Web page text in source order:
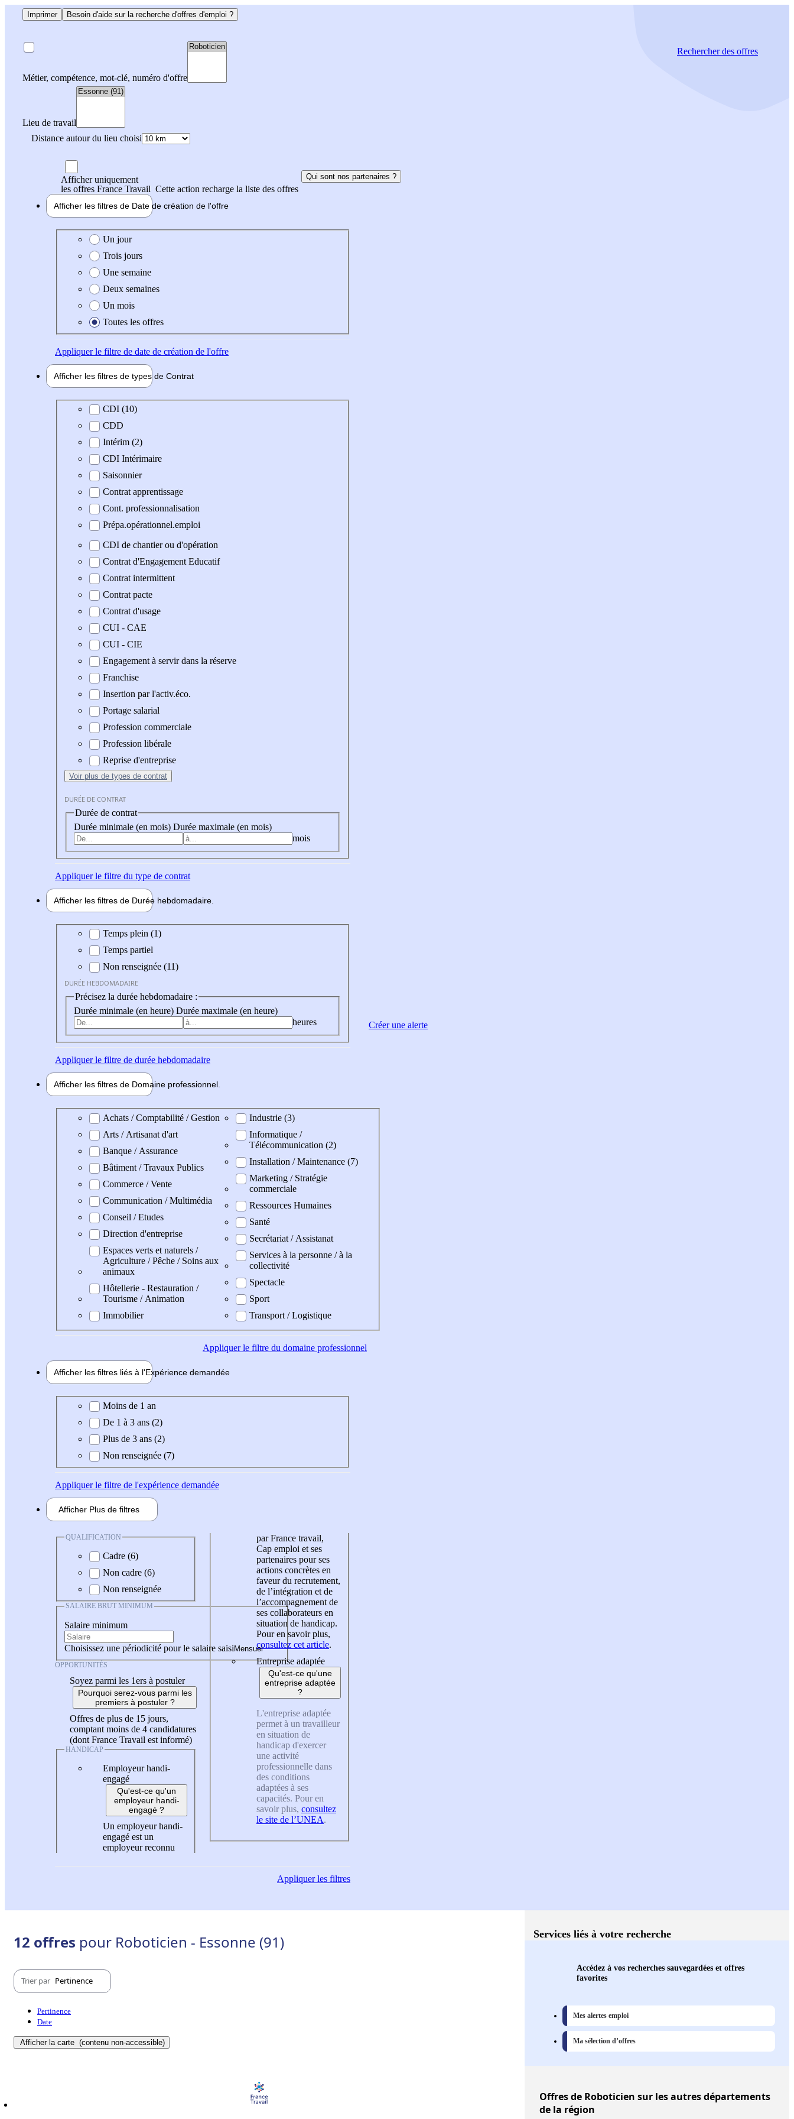
Imprimer Besoin d'aide sur la recherche d'offres d'emploi ?
Métier, compétence, mot-clé, numéro d'offre
Lieu de travail
Distance autour du lieu choisi
Rechercherdes offres
Afficher uniquement
les offres France Travail Cette action recharge la liste des offres
Qui sont nos partenaires ?
Afficher les filtres de Date de création de l'offre
Date de création de l'offre
Un jour
Trois jours
Une semaine
Deux semaines
Un mois
Toutes les offres
Appliquerle filtre de date de création de l'offre
Afficher les filtres de types de Contrat
Type de contratCDI (10)
CDD
Intérim (2)
CDI Intérimaire
Saisonnier
Contrat apprentissage
Cont. professionnalisation
Prépa.opérationnel.emploi
CDI de chantier ou d'opération
Contrat d'Engagement Educatif
Contrat intermittent
Contrat pacte
Contrat d'usage
CUI - CAE
CUI - CIE
Engagement à servir dans la réserve
Franchise
Insertion par l'activ.éco.
Portage salarial
Profession commerciale
Profession libérale
Reprise d'entreprise
Voir plus de types de contrat
DURÉE DE CONTRAT
Durée de contrat
Durée minimale (en mois) Durée maximale (en mois)
mois
Appliquerle filtre du type de contrat
Afficher les filtres de Durée hebdomadaire
Durée hebdomadaire
Temps plein (1)
Temps partiel
Non renseignée (11)
DURÉE HEBDOMADAIRE
Précisez la durée hebdomadaire :
Durée minimale (en heure) Durée maximale (en heure)
heures
Appliquerle filtre de durée hebdomadaire
Afficher les filtres de Domaine professionnel
Domaine professionel
Achats / Comptabilité / Gestion
Arts / Artisanat d'art
Banque / Assurance
Bâtiment / Travaux Publics
Commerce / Vente
Communication / Multimédia
Conseil / Etudes
Direction d'entreprise
Espaces verts et naturels /
Agriculture / Pêche / Soins aux
animaux
Hôtellerie - Restauration /
Tourisme / Animation
Immobilier
Industrie (3)
Informatique /
Télécommunication (2)
Installation / Maintenance (7)
Marketing / Stratégie
commerciale
Ressources Humaines
Santé
Secrétariat / Assistanat
Services à la personne / à la
collectivité
Spectacle
Sport
Transport / Logistique
Appliquerle filtre du domaine professionnel
Afficher les filtres liés à l'Expérience demandée
Expérience demandée
Moins de 1 an
De 1 à 3 ans (2)
Plus de 3 ans (2)
Non renseignée (7)
Appliquerle filtre de l'expérience demandée
Afficher Plus de filtres
QUALIFICATION
Cadre (6)
Non cadre (6)
Non renseignée
SALAIRE BRUT MINIMUM
Salaire minimum
Choisissez une périodicité pour le salaire saisi
OPPORTUNITÉS
Soyez parmi les 1ers à postuler
Pourquoi serez-vous parmi les
premiers à postuler ?
Offres de plus de 15 jours,
comptant moins de 4 candidatures
(dont France Travail est informé)
HANDICAP
Employeur handi-
engagé
Qu'est-ce qu'un
employeur handi-
engagé ?
Un employeur handi-
engagé est un
employeur reconnu
par France travail,
Cap emploi et ses
partenaires pour ses
actions concrètes en
faveur du recrutement,
de l’intégration et de
l’accompagnement de
ses collaborateurs en
situation de handicap.
Pour en savoir plus,
consultez cet article.
Entreprise adaptée
Qu'est-ce qu'une
entreprise adaptée
?
L'entreprise adaptée
permet à un travailleur
en situation de
handicap d'exercer
une activité
professionnelle dans
des conditions
adaptées à ses
capacités. Pour en
savoir plus, consultez
le site de l’UNEA.
Appliquerles filtres
Créer une alerte
12 offres pour Roboticien - Essonne (91)
Trier par Pertinence
Pertinence
Date
Afficher la carte (contenu non-accessible)
Services liés à votre recherche
Accédez à vos recherches sauvegardées et offres
favorites
Mes alertes emploi
Ma sélection d’offres
Offresde Roboticien sur les autres départements
de la région